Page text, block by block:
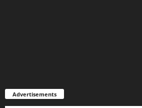
Advertisements